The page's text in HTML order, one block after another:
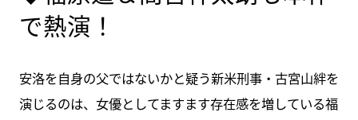
で熱演！
安洛を自身の父ではないかと疑う新米刑事・古宮山絆を
演じるのは、女優としてますます存在感を増している福